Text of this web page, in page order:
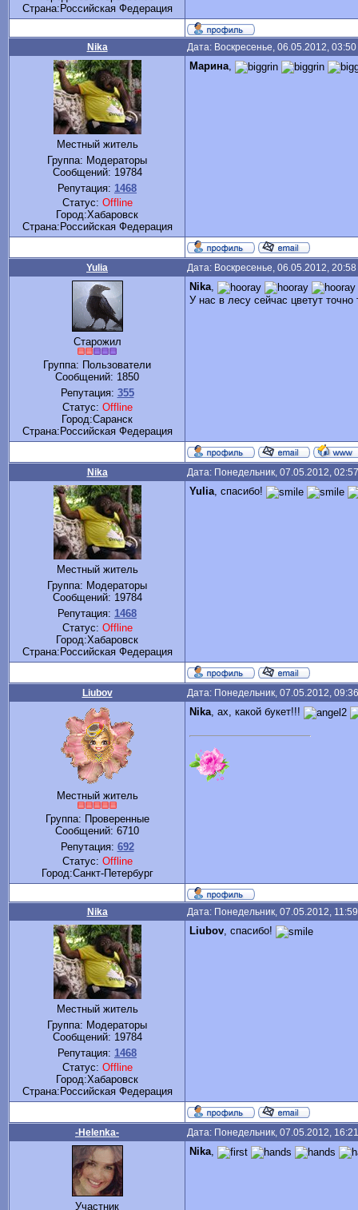
Cтрана:Российская Федерация
Nika Дата: Воскресенье, 06.05.2012,
Местный житель
Группа: Модераторы
Сообщений: 19784
Репутация: 1468
Статус: Offline
Город:Хабаровск
Cтрана:Российская Федерация
Марина,
Yulia Дата: Воскресенье, 06.05.2012,
Старожил
Группа: Пользователи
Сообщений: 1850
Репутация: 355
Статус: Offline
Город:Саранск
Cтрана:Российская Федерация
Nika,
У нас в лесу сейчас цветут
Nika Дата: Понедельник, 07.05.2012,
Местный житель
Группа: Модераторы
Сообщений: 19784
Репутация: 1468
Статус: Offline
Город:Хабаровск
Cтрана:Российская Федерация
Yulia, спасибо!
Liubov Дата: Понедельник, 07.05.2012,
Местный житель
Группа: Проверенные
Сообщений: 6710
Репутация: 692
Статус: Offline
Город:Санкт-Петербург
Nika, ах, какой букет!!!
Nika Дата: Понедельник, 07.05.2012,
Местный житель
Группа: Модераторы
Сообщений: 19784
Репутация: 1468
Статус: Offline
Город:Хабаровск
Cтрана:Российская Федерация
Liubov, спасибо!
-Helenka- Дата: Понедельник, 07.05.2012,
Участник
Nika,